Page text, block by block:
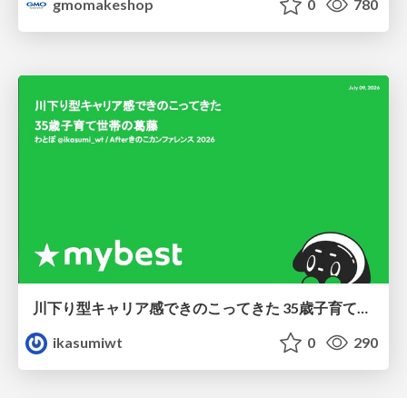
gmomakeshop 0 780
川下り型キャリア感できのこってきた 35歳子育て世帯の葛藤
ikasumiwt
0 290